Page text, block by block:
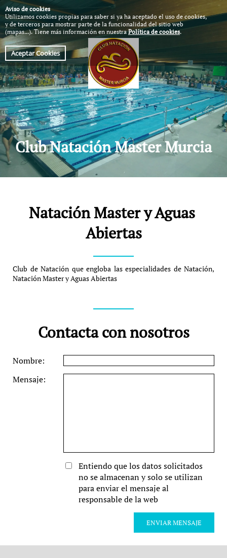
Aviso de cookies
Utilizamos cookies propias para saber si ya ha aceptado el uso de cookies,
y de terceros para mostrar parte de la funcionalidad del sitio web
(mapas...). Tiene más información en nuestra Política de cookies.
Aceptar Cookies
Club Natación Master Murcia
Natación Master y Aguas
Abiertas
Club de Natación que engloba las especialidades de Natación,
Natación Master y Aguas Abiertas
Contacta con nosotros
Nombre:
Mensaje:
Entiendo que los datos solicitados
no se almacenan y solo se utilizan
para enviar el mensaje al
responsable de la web